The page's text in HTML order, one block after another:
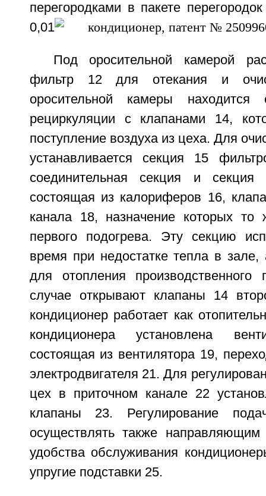
перегородками в пакете
0,01
Под оросительной камерой
фильтр 12 для отекания и
оросительной камеры
рециркуляции с клапанами 14,
поступление воздуха из цеха. Для
устанавливается секция 15
соединительная секция и секция
состоящая из калориферов 16,
канала 18, назначение которых
первого подогрева. Эту секцию
время при недостатке тепла в
для отопления
случае открывают клапаны 14
кондиционер работает как
кондиционера установлена
состоящая из вентилятора 19,
электродвигателя 21. Для
цех в приточном канале 22
клапаны 23. Регулирование
осуществлять также
удобства обслуживания
упругие подставки 25.